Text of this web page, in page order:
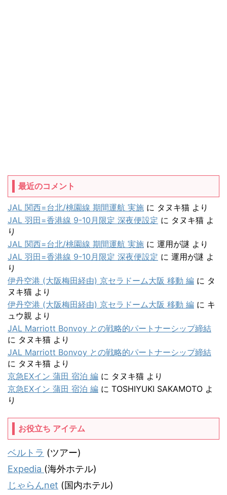
最近のコメント
JAL 関西=台北/桃園線 期間運航 実施 に タヌキ猫 より
JAL 羽田=香港線 9-10月限定 深夜便設定 に タヌキ猫 よ
り
JAL 関西=台北/桃園線 期間運航 実施 に 運用が謎 より
JAL 羽田=香港線 9-10月限定 深夜便設定 に 運用が謎 よ
り
伊丹空港 (大阪梅田経由) 京セラドーム大阪 移動 編 に タ
ヌキ猫 より
伊丹空港 (大阪梅田経由) 京セラドーム大阪 移動 編 に キ
ュウ親 より
JAL Marriott Bonvoy との戦略的パートナーシップ締結
に タヌキ猫 より
JAL Marriott Bonvoy との戦略的パートナーシップ締結
に タヌキ猫 より
京急EXイン 蒲田 宿泊 編 に タヌキ猫 より
京急EXイン 蒲田 宿泊 編 に TOSHIYUKI SAKAMOTO よ
り
お役立ち アイテム
ベルトラ (ツアー)
Expedia (海外ホテル)
じゃらんnet (国内ホテル)